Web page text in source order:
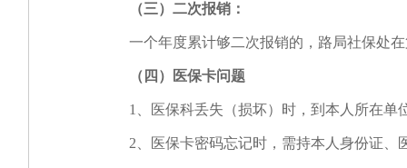
（三）二次报销：
一个年度累计够二次报销的，路局社保处在
（四）医保卡问题
1、医保科丢失（损坏）时，到本人所在单
2、医保卡密码忘记时，需持本人身份证、